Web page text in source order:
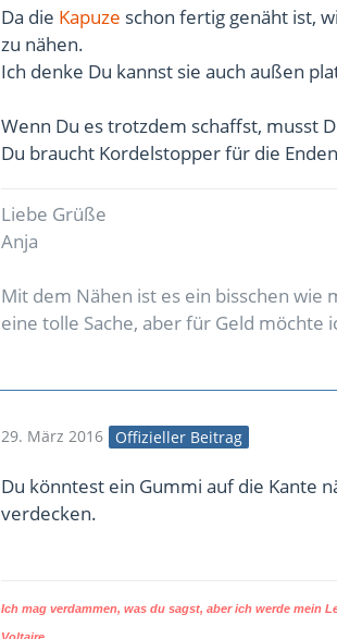
Da die Kapuze schon fertig genäht ist,
zu nähen.
Ich denke Du kannst sie auch außen
Wenn Du es trotzdem schaffst, musst
Du braucht Kordelstopper für die
Liebe Grüße
Anja
Mit dem Nähen ist es ein bisschen wie
eine tolle Sache, aber für Geld möchte
29. März 2016 Offizieller Beitrag
Du könntest ein Gummi auf die Kante
verdecken.
Ich mag verdammen, was du sagst, aber ich werde mein